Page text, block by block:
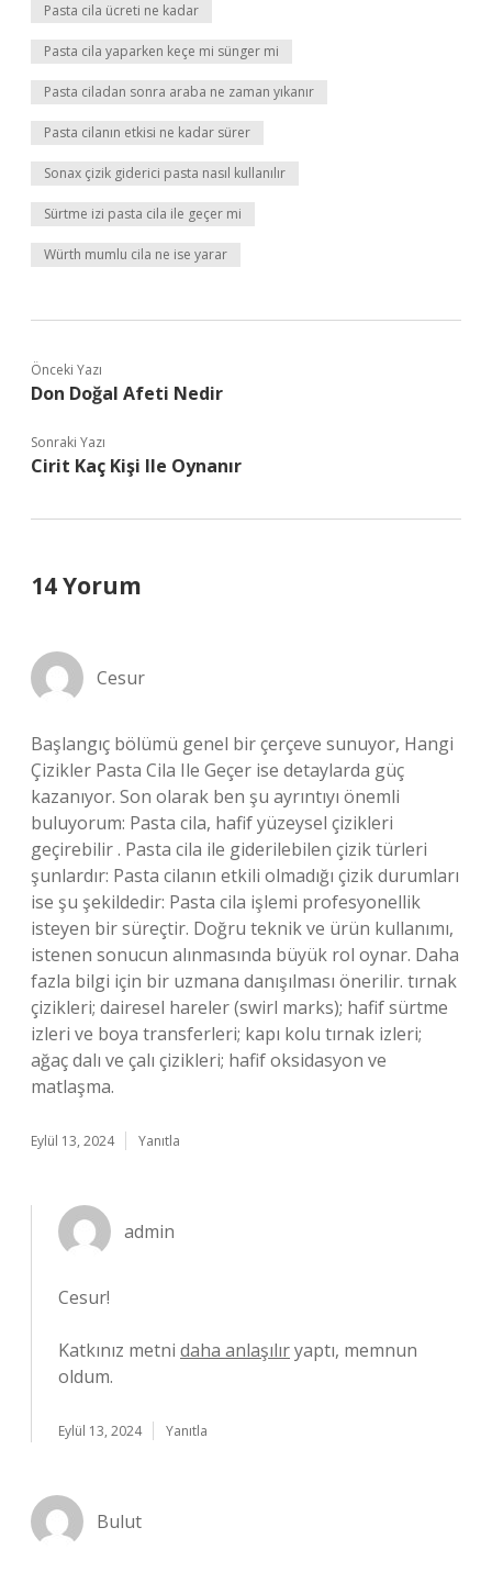
Pasta cila ücreti ne kadar
Pasta cila yaparken keçe mi sünger mi
Pasta ciladan sonra araba ne zaman yıkanır
Pasta cilanın etkisi ne kadar sürer
Sonax çizik giderici pasta nasıl kullanılır
Sürtme izi pasta cila ile geçer mi
Würth mumlu cila ne ise yarar
Önceki Yazı
Don Doğal Afeti Nedir
Sonraki Yazı
Cirit Kaç Kişi Ile Oynanır
14 Yorum
Cesur
Başlangıç bölümü genel bir çerçeve sunuyor, Hangi
Çizikler Pasta Cila Ile Geçer ise detaylarda güç
kazanıyor. Son olarak ben şu ayrıntıyı önemli
buluyorum: Pasta cila, hafif yüzeysel çizikleri
geçirebilir . Pasta cila ile giderilebilen çizik türleri
şunlardır: Pasta cilanın etkili olmadığı çizik durumları
ise şu şekildedir: Pasta cila işlemi profesyonellik
isteyen bir süreçtir. Doğru teknik ve ürün kullanımı,
istenen sonucun alınmasında büyük rol oynar. Daha
fazla bilgi için bir uzmana danışılması önerilir. tırnak
çizikleri; dairesel hareler (swirl marks); hafif sürtme
izleri ve boya transferleri; kapı kolu tırnak izleri;
ağaç dalı ve çalı çizikleri; hafif oksidasyon ve
matlaşma.
Eylül 13, 2024 Yanıtla
admin
Cesur!
Katkınız metni daha anlaşılıryaptı, memnun
oldum.
Eylül 13, 2024 Yanıtla
Bulut